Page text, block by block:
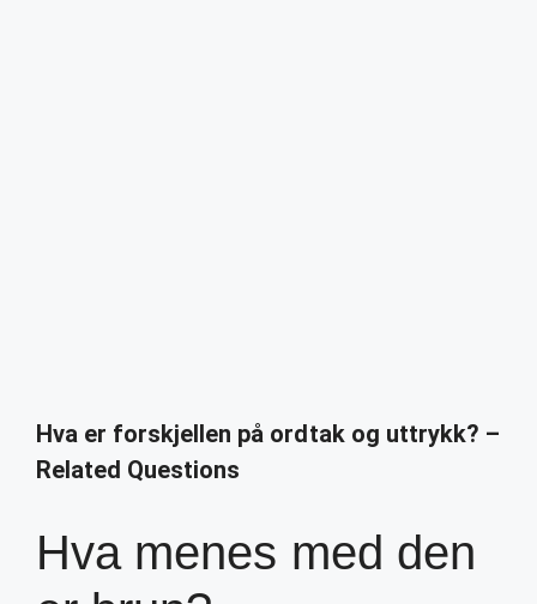
Hva er forskjellen på ordtak og uttrykk? –
Related Questions
Hva menes med den